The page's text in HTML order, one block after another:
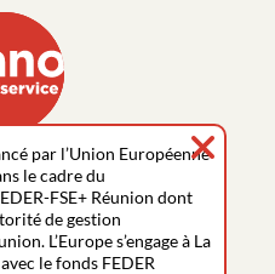
SIGN
la Réunion
par l’Union Européenne
le cadre du
FSE+ Réunion dont
de gestion
L’Europe s’engage à La
le fonds FEDER